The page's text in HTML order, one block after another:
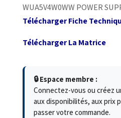
WUA5V4W0WW POWER
Télécharger Fiche
Télécharger La Matrice
🔒 Espace membre :
Connectez-vous ou créez
aux disponibilités, aux prix
passer votre commande.